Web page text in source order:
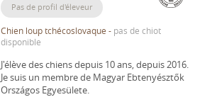
Pas de profil d'éleveur
Chien loup tchécoslovaque - pas de chiot
disponible
J'élève des chiens depuis 10 ans, depuis 2016.
Je suis un membre de Magyar Ebtenyésztők
Országos Egyesülete.